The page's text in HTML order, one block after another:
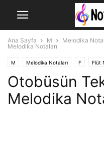
Ana Sayfa M Melodika
Melodika Notaları
M Melodika Notaları F Flüt
Otobüsün
Melodika